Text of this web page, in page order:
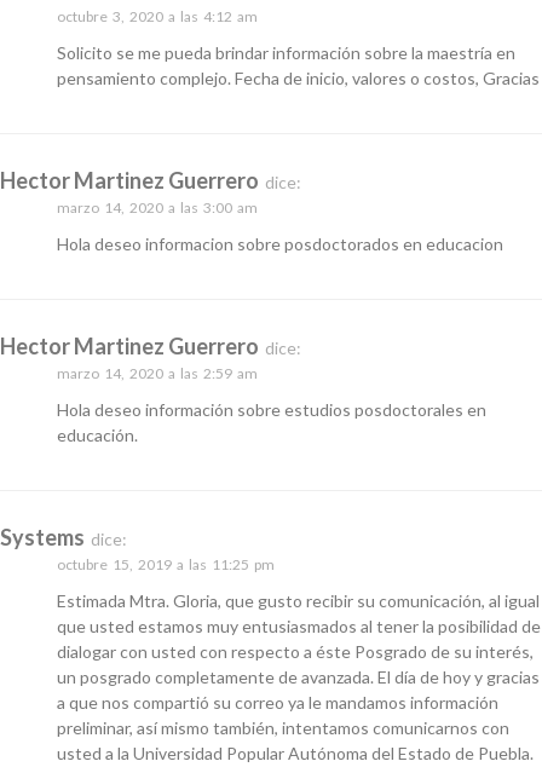
octubre 3, 2020 a las 4:12 am
Solicito se me pueda brindar información sobre la maestría en
pensamiento complejo. Fecha de inicio, valores o costos, Gracias
Hector Martinez Guerrero dice:
marzo 14, 2020 a las 3:00 am
Hola deseo informacion sobre posdoctorados en educacion
Hector Martinez Guerrero dice:
marzo 14, 2020 a las 2:59 am
Hola deseo información sobre estudios posdoctorales en
educación.
Systems dice:
octubre 15, 2019 a las 11:25 pm
Estimada Mtra. Gloria, que gusto recibir su comunicación, al igual
que usted estamos muy entusiasmados al tener la posibilidad de
dialogar con usted con respecto a éste Posgrado de su interés,
un posgrado completamente de avanzada. El día de hoy y gracias
a que nos compartió su correo ya le mandamos información
preliminar, así mismo también, intentamos comunicarnos con
usted a la Universidad Popular Autónoma del Estado de Puebla.